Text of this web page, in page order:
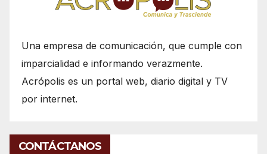
Una empresa de comunicación, que cumple con
imparcialidad e informando verazmente.
Acrópolis es un portal web, diario digital y TV
por internet.
CONTÁCTANOS